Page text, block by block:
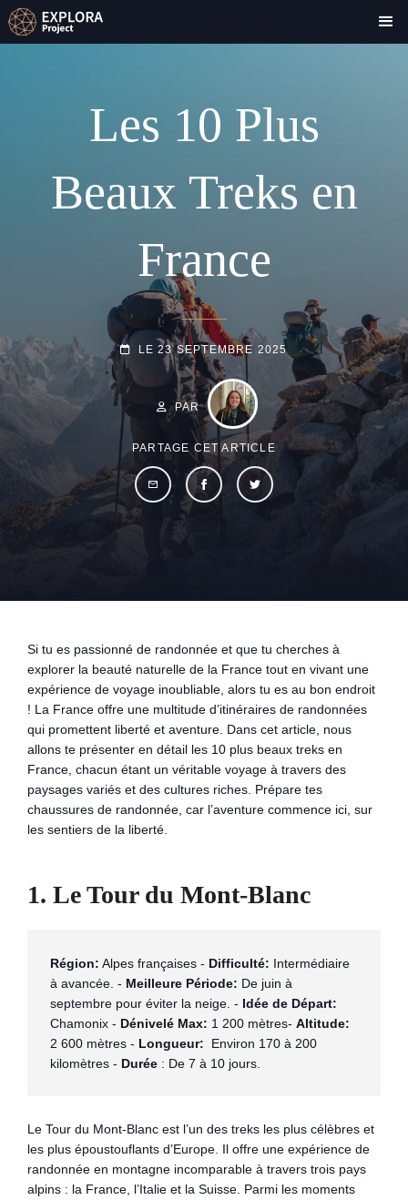
Les 10 Plus
Beaux Treks en
France
POSTED-
ON
LE23 SEPTEMBRE 2025
BY
LINE
BYLINE
PAR
PARTAGE CET ARTICLE
Si tu es passionné de randonnée et que tu cherches à
explorer la beauté naturelle de la France tout en vivant une
expérience de voyage inoubliable, alors tu es au bon endroit
! La France offre une multitude d’itinéraires de randonnées
qui promettent liberté et aventure. Dans cet article, nous
allons te présenter en détail les 10 plus beaux treks en
France, chacun étant un véritable voyage à travers des
paysages variés et des cultures riches. Prépare tes
chaussures de randonnée, car l’aventure commence ici, sur
les sentiers de la liberté.
1. Le Tour du Mont-Blanc
Région: Alpes françaises - Difficulté: Intermédiaire
à avancée. - Meilleure Période: De juin à
septembre pour éviter la neige. - Idée de Départ:
Chamonix - Dénivelé Max: 1 200 mètres- Altitude:
2 600 mètres - Longueur:
  Environ 170 à 200
kilomètres - Durée : De 7 à 10 jours.
Le Tour du Mont-Blanc est l’un des treks les plus célèbres et
les plus époustouflants d’Europe. Il offre une expérience de
randonnée en montagne incomparable à travers trois pays
alpins : la France, l’Italie et la Suisse. Parmi les moments